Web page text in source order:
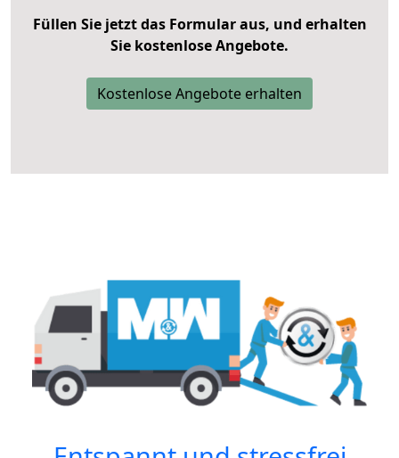
Füllen Sie jetzt das Formular aus, und erhalten
Sie kostenlose Angebote.
Kostenlose Angebote erhalten